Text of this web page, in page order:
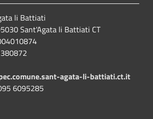
li Battiati
Sant'Agata li Battiati CT
agata-li-battiati.ct.it
6095285